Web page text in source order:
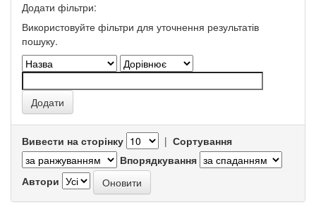
Додати фільтри:
Використовуйте фільтри для уточнення результатів
пошуку.
Вивести на сторінку | Сортування
Впорядкування
Автори